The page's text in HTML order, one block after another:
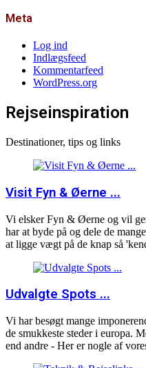
Meta
Log ind
Indlægsfeed
Kommentarfeed
WordPress.org
Rejseinspiration
Destinationer, tips og links
Visit Fyn & Øerne ...
Vi elsker Fyn & Øerne og vil
har at byde på og dele de
at ligge vægt på de knap så
Udvalgte Spots ...
Vi har besøgt mange
de smukkeste steder i europa.
end andre - Her er nogle af